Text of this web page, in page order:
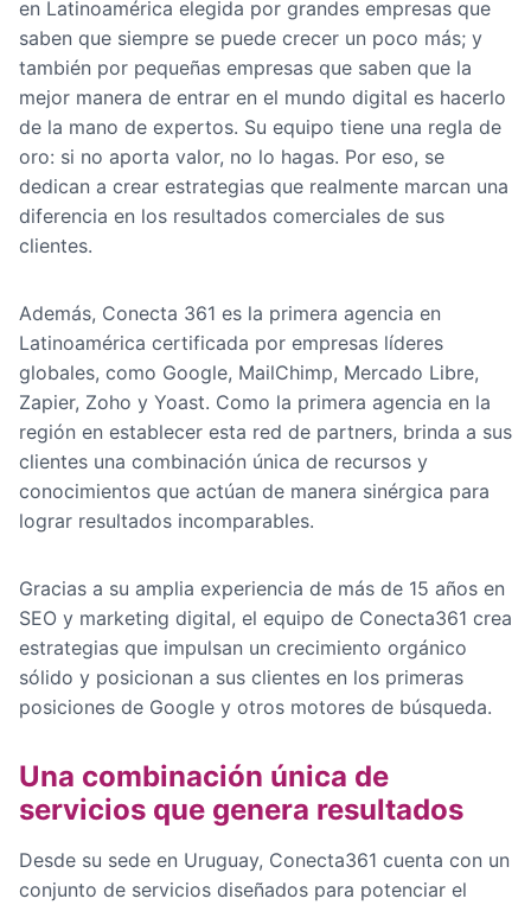
en Latinoamérica elegida por grandes empresas que
saben que siempre se puede crecer un poco más; y
también por pequeñas empresas que saben que la
mejor manera de entrar en el mundo digital es hacerlo
de la mano de expertos. Su equipo tiene una regla de
oro: si no aporta valor, no lo hagas. Por eso, se
dedican a crear estrategias que realmente marcan una
diferencia en los resultados comerciales de sus
clientes.
Además, Conecta 361 es la primera agencia en
Latinoamérica certificada por empresas líderes
globales, como Google, MailChimp, Mercado Libre,
Zapier, Zoho y Yoast. Como la primera agencia en la
región en establecer esta red de partners, brinda a sus
clientes una combinación única de recursos y
conocimientos que actúan de manera sinérgica para
lograr resultados incomparables.
Gracias a su amplia experiencia de más de 15 años en
SEO y marketing digital, el equipo de Conecta361 crea
estrategias que impulsan un crecimiento orgánico
sólido y posicionan a sus clientes en los primeras
posiciones de Google y otros motores de búsqueda.
Una combinación única de
servicios que genera resultados
Desde su sede en Uruguay, Conecta361 cuenta con un
conjunto de servicios diseñados para potenciar el